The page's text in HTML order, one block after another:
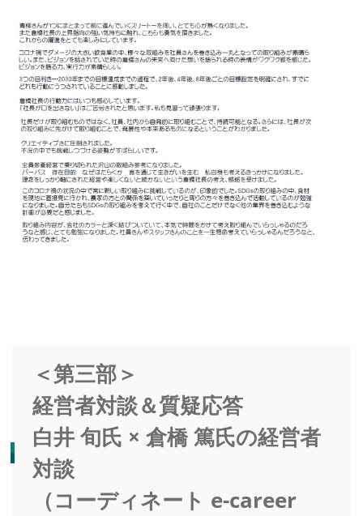
＜第三部＞
経営者対談＆質疑応答
白井 旬氏 × 倉橋 篤氏の経営者
対談
（コーディネート e-career